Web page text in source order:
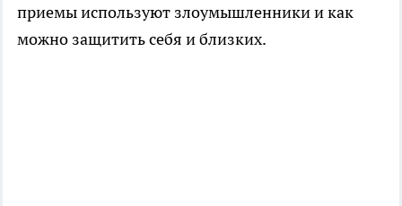
приемы используют злоумышленники и как
можно защитить себя и близких.